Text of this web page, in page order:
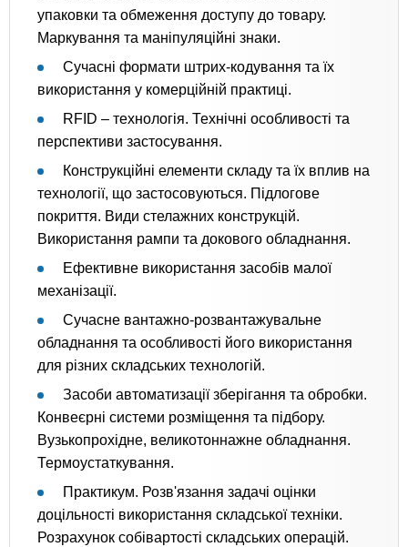
упаковки та обмеження доступу до товару.
Маркування та маніпуляційні знаки.
Сучасні формати штрих-кодування та їх
використання у комерційній практиці.
RFID – технологія. Технічні особливості та
перспективи застосування.
Конструкційні елементи складу та їх вплив на
технології, що застосовуються. Підлогове
покриття. Види стелажних конструкцій.
Використання рампи та докового обладнання.
Ефективне використання засобів малої
механізації.
Сучасне вантажно-розвантажувальне
обладнання та особливості його використання
для різних складських технологій.
Засоби автоматизації зберігання та обробки.
Конвеєрні системи розміщення та підбору.
Вузькопрохідне, великотоннажне обладнання.
Термоустаткування.
Практикум. Розв'язання задачі оцінки
доцільності використання складської техніки.
Розрахунок собівартості складських операцій.